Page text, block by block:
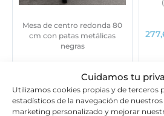
Cuidamos tu
Utilizamos cookies propias y de terceros
estadísticos de la navegación de
marketing personalizado y mejorar
Mesa de centro redonda 80
cm con patas metálicas
negras